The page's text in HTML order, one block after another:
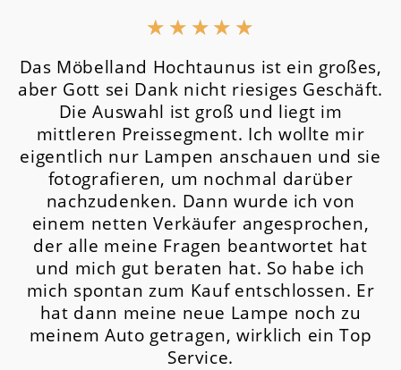
★ ★ ★ ★ ★
Das Möbelland Hochtaunus ist ein großes,
aber Gott sei Dank nicht riesiges Geschäft.
Die Auswahl ist groß und liegt im
mittleren Preissegment. Ich wollte mir
eigentlich nur Lampen anschauen und sie
fotografieren, um nochmal darüber
nachzudenken. Dann wurde ich von
einem netten Verkäufer angesprochen,
der alle meine Fragen beantwortet hat
und mich gut beraten hat. So habe ich
mich spontan zum Kauf entschlossen. Er
hat dann meine neue Lampe noch zu
meinem Auto getragen, wirklich ein Top
Service.